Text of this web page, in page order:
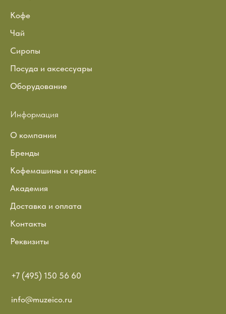
+7 (495) 150 56 60
info@muzeico.ru
Информация
О компании
Бренды
Кофемашины и сервис
Академия
Доставка и оплата
Контакты
Реквизиты
Кофе
Чай
Сиропы
Посуда и аксессуары
Оборудование